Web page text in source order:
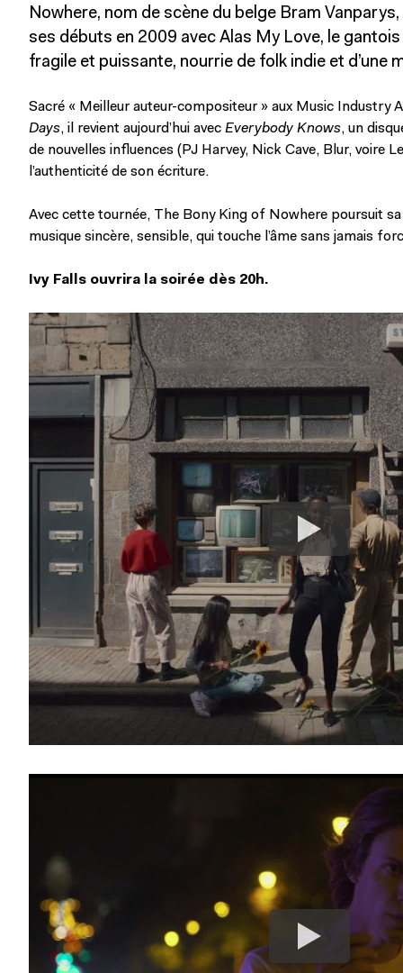
Nowhere, nom de scène du belge Bram
ses débuts en 2009 avec Alas My Love, le
fragile et puissante, nourrie de folk indie et d’une
Sacré « Meilleur auteur-compositeur » aux Music Industry
Days, il revient aujourd’hui avec Everybody Knows, un
de nouvelles influences (PJ Harvey, Nick Cave, Blur, voire
l’authenticité de son écriture.
Avec cette tournée, The Bony King of Nowhere poursuit sa
musique sincère, sensible, qui touche l’âme sans jamais
Ivy Falls ouvrira la soirée dès 20h.